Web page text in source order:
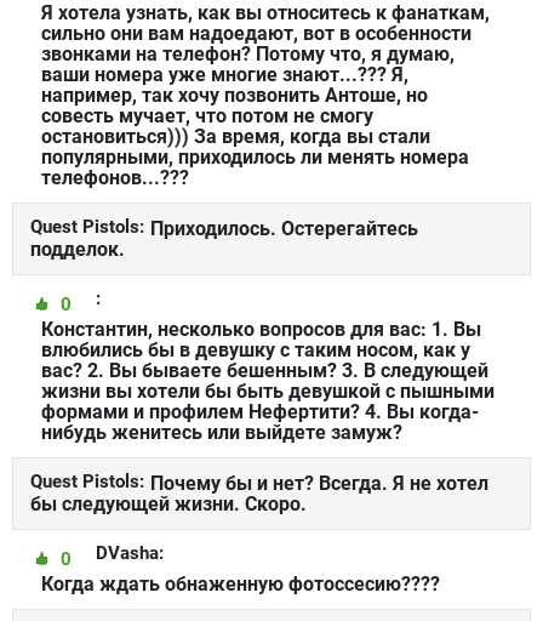
Я хотела узнать, как вы относитесь к фанаткам,
сильно они вам надоедают, вот в особенности
звонками на телефон? Потому что, я думаю,
ваши номера уже многие знают...??? Я,
например, так хочу позвонить Антоше, но
совесть мучает, что потом не смогу
остановиться))) За время, когда вы стали
популярными, приходилось ли менять номера
телефонов...???
Quest Pistols: Приходилось. Остерегайтесь
подделок.
:
0
Константин, несколько вопросов для вас: 1. Вы
влюбились бы в девушку с таким носом, как у
вас? 2. Вы бываете бешенным? 3. В следующей
жизни вы хотели бы быть девушкой с пышными
формами и профилем Нефертити? 4. Вы когда-
нибудь женитесь или выйдете замуж?
Quest Pistols: Почему бы и нет? Всегда. Я не хотел
бы следующей жизни. Скоро.
DVasha:
0
Когда ждать обнаженную фотоссесию????